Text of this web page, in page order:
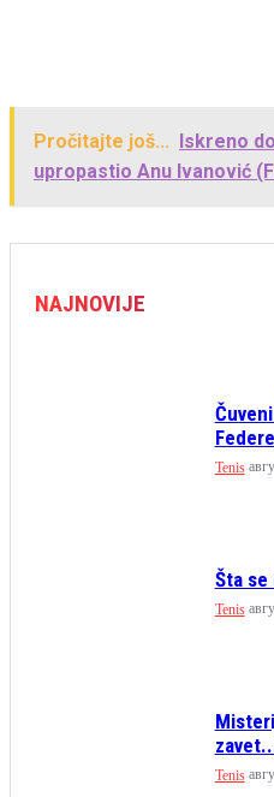
Pročitajte još... Iskreno
upropastio Anu Ivanović
NAJNOVIJE
Tenis
Šta se
Tenis
Tenis